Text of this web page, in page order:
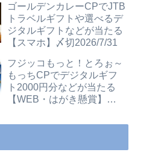
ゴールデンカレーCPでJTB
トラベルギフトや選べるデ
ジタルギフトなどが当たる
【スマホ】〆切2026/7/31
フジッコもっと！とろぉ～
もっちCPでデジタルギフ
ト2000円分などが当たる
【WEB・はがき懸賞】〆